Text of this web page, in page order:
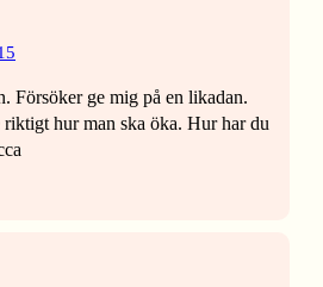
Försöker ge mig på en likadan.
hur man ska öka. Hur har du